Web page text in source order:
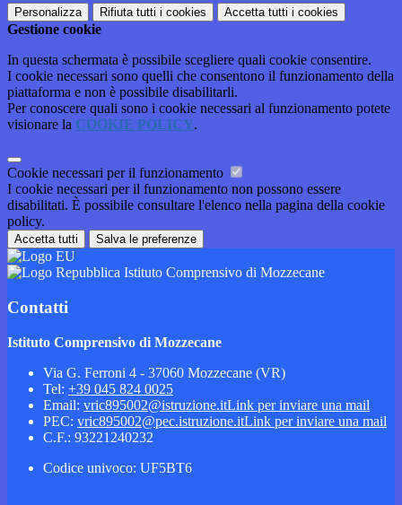
Personalizza Rifiuta tutti i cookies Accetta tutti i cookies
Gestione cookie
In questa schermata è possibile scegliere quali cookie consentire.
I cookie necessari sono quelli che consentono il funzionamento della
piattaforma e non è possibile disabilitarli.
Per conoscere quali sono i cookie necessari al funzionamento potete
visionare la COOKIE POLICY.
Cookie necessari per il funzionamento
I cookie necessari per il funzionamento non possono essere
disabilitati. È possibile consultare l'elenco nella pagina della cookie
policy.
Accetta tutti Salva le preferenze
Istituto Comprensivo di Mozzecane
Contatti
Istituto Comprensivo di Mozzecane
Via G. Ferroni 4 - 37060 Mozzecane (VR)
Tel: +39 045 824 0025
Email: vric895002@istruzione.itLink per inviare una mail
PEC: vric895002@pec.istruzione.itLink per inviare una mail
C.F.: 93221240232
Codice univoco: UF5BT6